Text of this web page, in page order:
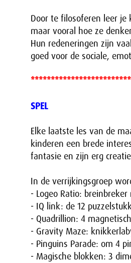
Door te filosoferen leer
maar vooral hoe ze
Hun redeneringen zijn
goed voor de sociale,
SPEL
Elke laatste les van de
kinderen een brede
fantasie en zijn erg
In de verrijkingsgroep
- Logeo Ratio:
- IQ link: de 12
- Quadrillion: 4
- Gravity Maze:
- Pinguins Parade: om 4
- Magische blokken: 3